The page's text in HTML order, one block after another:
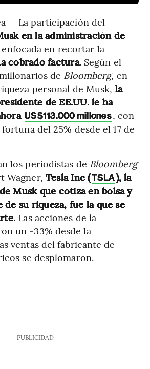
— La participación del
en la administración de
enfocada en recortar la
cobrado factura. Según el
de Bloomberg, en
personal de Musk, la
de EE.UU. le ha
US$113.000 millones, con
del 25% desde el 17 de
los periodistas de Bloomberg
Wagner, Tesla Inc (TSLA), la
Musk que cotiza en bolsa y
de su riqueza, fue la que se
Las acciones de la
un -33% desde la
ventas del fabricante de
se desplomaron.
PUBLICIDAD